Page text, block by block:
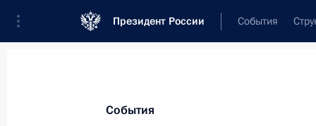
Президент России События
События